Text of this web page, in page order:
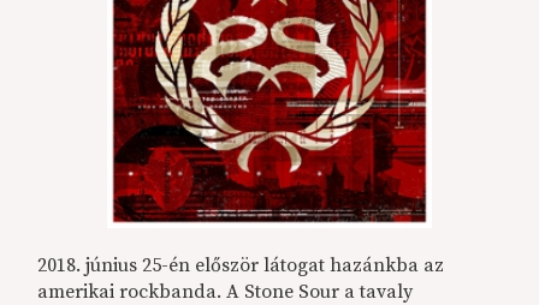
2018. június 25-én először látogat hazánkba az
amerikai rockbanda. A Stone Sour a tavaly